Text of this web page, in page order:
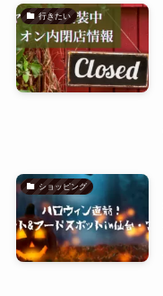
行きたい
ショッピング